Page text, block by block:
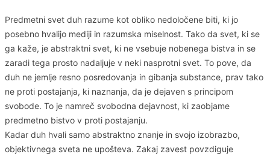
Predmetni svet duh razume kot obliko nedoločene biti, ki jo
posebno hvalijo mediji in razumska miselnost. Tako da svet, ki se
ga kaže, je abstraktni svet, ki ne vsebuje nobenega bistva in se
zaradi tega prosto nadaljuje v neki nasprotni svet. To pove, da
duh ne jemlje resno posredovanja in gibanja substance, prav tako
ne proti postajanja, ki naznanja, da je dejaven s principom
svobode. To je namreč svobodna dejavnost, ki zaobjame
predmetno bistvo v proti postajanju.
Kadar duh hvali samo abstraktno znanje in svojo izobrazbo,
objektivnega sveta ne upošteva. Zakaj zavest povzdiguje